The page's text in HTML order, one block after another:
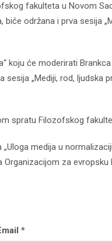
fakulteta u Novom
održana i prva sesija
koju će moderirati
„Mediji, rod, ljudska
spratu Filozofskog
medija u
za evropsku
*